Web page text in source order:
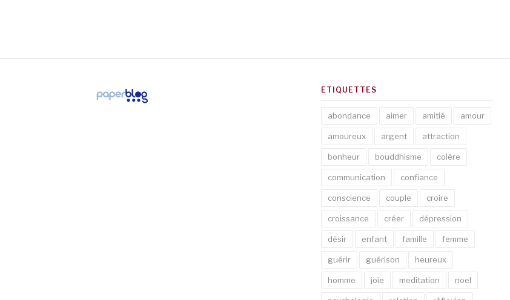
ETIQUETTES
abondance aimer amitié amour
amoureux argent attraction
bonheur bouddhisme colère
communication confiance
conscience couple croire
croissance créer dépression
désir enfant famille femme
guérir guérison heureux
homme joie meditation noel